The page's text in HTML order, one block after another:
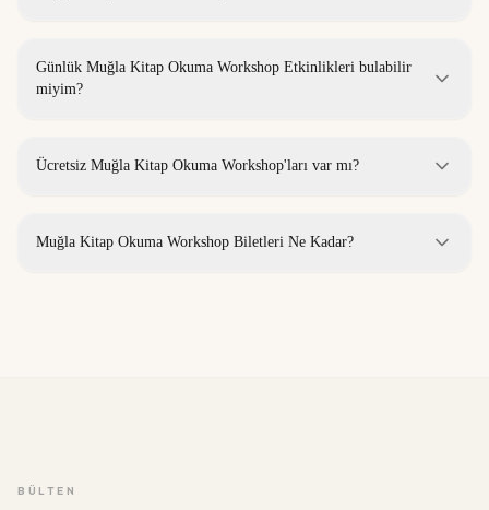
Günlük Muğla Kitap Okuma Workshop Etkinlikleri bulabilir
miyim?
Ücretsiz Muğla Kitap Okuma Workshop'ları var mı?
Muğla Kitap Okuma Workshop Biletleri Ne Kadar?
BÜLTEN